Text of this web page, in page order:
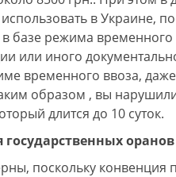
в Украине,
базе режима временного
или иного
временного ввоза,
образом , вы
длится до 10 суток.
оранов
поскольку конвенция